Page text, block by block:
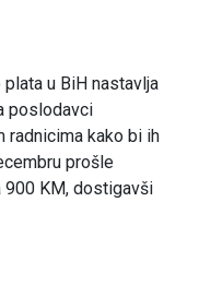
u BiH nastavlja
poslodavci
radnicima kako bi ih
prošle
900 KM, dostigavši